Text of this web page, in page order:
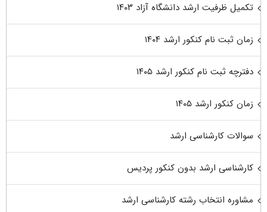
تکمیل ظرفیت ارشد دانشگاه آزاد ۱۴۰۳
زمان ثبت نام کنکور ارشد ۱۴۰۴
دفترچه ثبت نام کنکور ارشد ۱۴۰۵
زمان کنکور ارشد ۱۴۰۵
سوالات کارشناسی ارشد
کارشناسی ارشد بدون کنکور پردیس
مشاوره انتخاب رشته کارشناسی ارشد